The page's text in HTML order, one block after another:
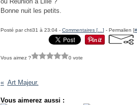
Bonne nuit les petits.
Posté par chti31 à 23:04 - Commentaires [ ] - Permalien [#
Vous aimez ? 0 vote
Art Majeur.
Vous aimerez aussi :